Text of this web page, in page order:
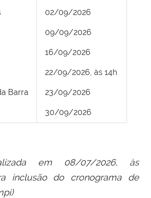
02/09/2026
09/09/2026
16/09/2026
22/09/2026, às 14h
Barra 23/09/2026
30/09/2026
em 08/07/2026, às
inclusão do cronograma de